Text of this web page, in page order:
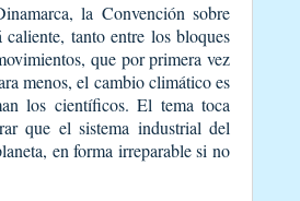
la Convención sobre
tanto entre los bloques
que por primera vez
menos, el cambio climático es
los científicos. El tema toca
que el sistema industrial del
en forma irreparable si no